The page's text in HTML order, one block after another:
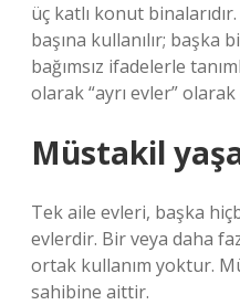
üç katlı konut
başına kullanılır; başka
bağımsız ifadelerle
olarak “ayrı evler” olarak
Müstakil
Tek aile evleri, başka
evlerdir. Bir veya daha
ortak kullanım yoktur.
sahibine aittir.